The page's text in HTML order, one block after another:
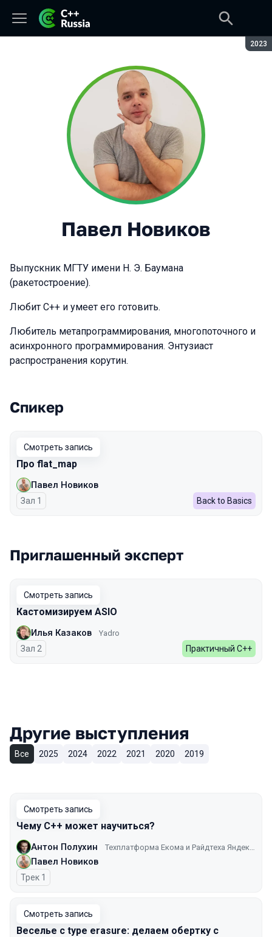
2023
Павел Новиков
Выпускник МГТУ имени Н. Э. Баумана
(ракетостроение).
Любит C++ и умеет его готовить.
Любитель метапрограммирования, многопоточного и
асинхронного программирования. Энтузиаст
распространения корутин.
Выступления в сезоне 2023
Спикер
Смотреть запись
Про flat_map
Павел Новиков
Зал 1 Back to Basics
Приглашенный эксперт
Смотреть запись
Кастомизируем ASIO
Илья Казаков Yadro
Зал 2 Практичный C++
Другие выступления
Все 2025 2024 2022 2021 2020 2019
Смотреть запись
Чему C++ может научиться?
Антон Полухин
Павел Новиков
Трек 1
Смотреть запись
Веселье с type erasure: делаем обертку с